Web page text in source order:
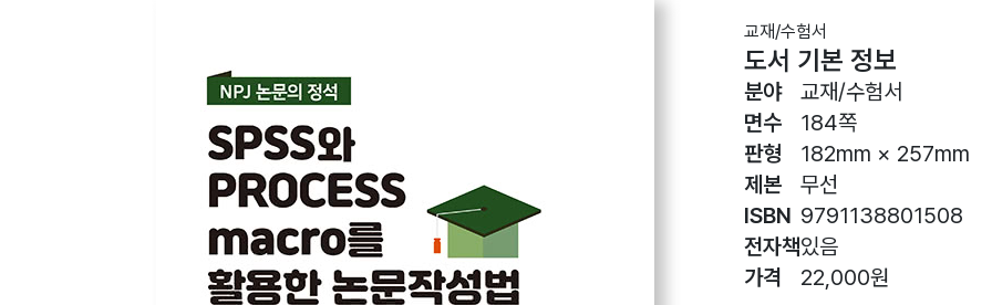
교재/수험서
도서 기본 정보
분야
면수
판형
제본
ISBN
전자책
가격
교재/수험서
184쪽
182mm × 257mm
무선
9791138801508
있음
22,000원